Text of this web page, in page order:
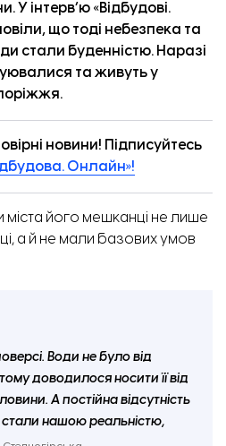
У інтерв’ю «Відбудові.
що тоді небезпека та
стали буденністю. Наразі
та живуть у
новини! Підписуйтесь
Онлайн»!
міста його мешканці не лише
а й не мали базових умов
Води не було від
доводилося носити її від
А постійна відсутність
стали нашою реальністю,